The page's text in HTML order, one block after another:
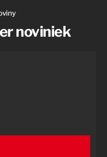
noviniek